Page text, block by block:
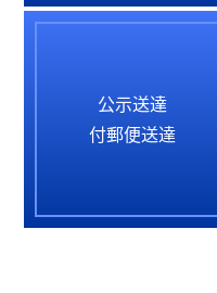
公示送達
付郵便送達